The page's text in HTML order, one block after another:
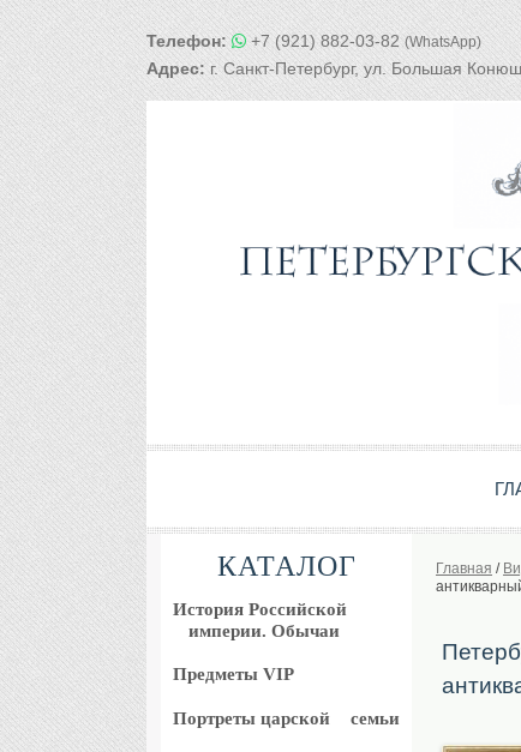
Телефон: +7 (921) 882-03-82(WhatsApp)
Адрес:г. Санкт-Петербург, ул. Большая
КАТАЛОГ
История Российской
империи. Обычаи
Предметы VIP
Портреты царской семьи
Главная /